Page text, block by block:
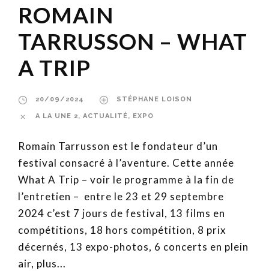
ROMAIN
TARRUSSON – WHAT
A TRIP
20/09/2024 STÉPHANE LOISON
A LA UNE 2, ACTUALITÉ, EXPO
Romain Tarrusson est le fondateur d’un
festival consacré à l’aventure. Cette année
What A Trip – voir le programme à la fin de
l’entretien – entre le 23 et 29 septembre
2024 c’est 7 jours de festival, 13 films en
compétitions, 18 hors compétition, 8 prix
décernés, 13 expo-photos, 6 concerts en plein
air, plus...